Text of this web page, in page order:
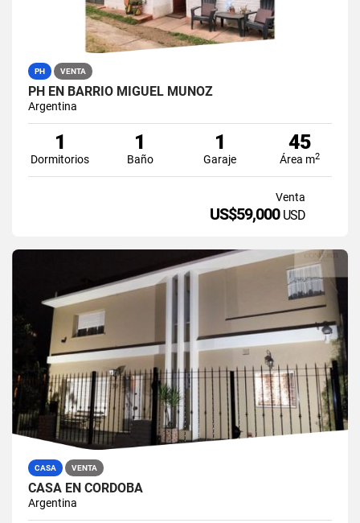
PH VENTA
PH EN BARRIO MIGUEL MUÑOZ
Argentina
1
Dormitorios
1
Baño
1
Garaje
45
Área m2
Venta
US$59,000 USD
CASA VENTA
CASA EN CÓRDOBA
Argentina